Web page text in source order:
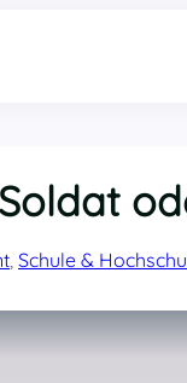
Schule &